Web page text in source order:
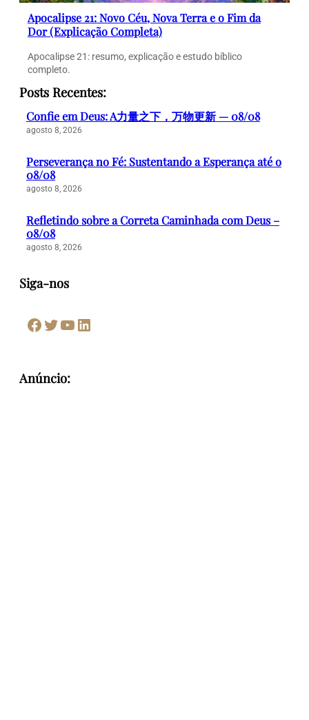
Apocalipse 21: Novo Céu, Nova Terra e o Fim da
Dor (Explicação Completa)
Apocalipse 21: resumo, explicação e estudo bíblico
completo.
Posts Recentes:
Confie em Deus: A力量之下，万物更新 — 08/08
agosto 8, 2026
Perseverança no Fé: Sustentando a Esperança até o
08/08
agosto 8, 2026
Refletindo sobre a Correta Caminhada com Deus –
08/08
agosto 8, 2026
Siga-nos
Facebook Twitter Youtube LinkedIn
Anúncio: